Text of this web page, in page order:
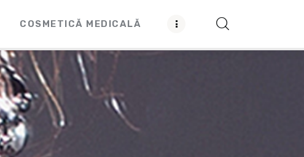
COSMETICĂ MEDICALĂ